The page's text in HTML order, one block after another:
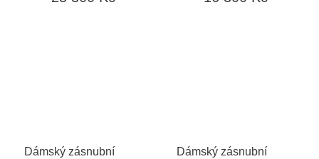
Dámský zásnubní
Dámský zásnubní